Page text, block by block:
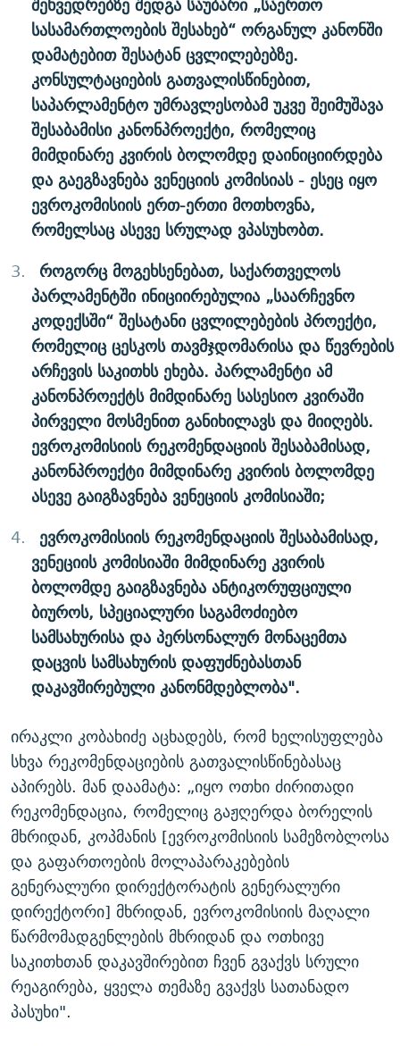
სასამართლოების შესახებ“ ორგანულ კანონში
დამატებით შესატან ცვლილებებზე.
კონსულტაციების გათვალისწინებით,
საპარლამენტო უმრავლესობამ უკვე შეიმუშავა
შესაბამისი კანონპროექტი, რომელიც
მიმდინარე კვირის ბოლომდე დაინიციირდება
და გაეგზავნება ვენეციის კომისიას - ესეც იყო
ევროკომისიის ერთ-ერთი მოთხოვნა,
რომელსაც ასევე სრულად ვპასუხობთ.
როგორც მოგეხსენებათ, საქართველოს
პარლამენტში ინიციირებულია „საარჩევნო
კოდექსში“ შესატანი ცვლილებების პროექტი,
რომელიც ცესკოს თავმჯდომარისა და წევრების
არჩევის საკითხს ეხება. პარლამენტი ამ
კანონპროექტს მიმდინარე სასესიო კვირაში
პირველი მოსმენით განიხილავს და მიიღებს.
ევროკომისიის რეკომენდაციის შესაბამისად,
კანონპროექტი მიმდინარე კვირის ბოლომდე
ასევე გაიგზავნება ვენეციის კომისიაში;
ევროკომისიის რეკომენდაციის შესაბამისად,
ვენეციის კომისიაში მიმდინარე კვირის
ბოლომდე გაიგზავნება ანტიკორუფციული
ბიუროს, სპეციალური საგამოძიებო
სამსახურისა და პერსონალურ მონაცემთა
დაცვის სამსახურის დაფუძნებასთან
დაკავშირებული კანონმდებლობა".
ირაკლი კობახიძე აცხადებს, რომ ხელისუფლება
სხვა რეკომენდაციების გათვალისწინებასაც
აპირებს. მან დაამატა: „იყო ოთხი ძირითადი
რეკომენდაცია, რომელიც გაჟღერდა ბორელის
მხრიდან, კოპმანის [ევროკომისიის სამეზობლოსა
და გაფართოების მოლაპარაკებების
გენერალური დირექტორატის გენერალური
დირექტორი] მხრიდან, ევროკომისიის მაღალი
წარმომადგენლების მხრიდან და ოთხივე
საკითხთან დაკავშირებით ჩვენ გვაქვს სრული
რეაგირება, ყველა თემაზე გვაქვს სათანადო
პასუხი".